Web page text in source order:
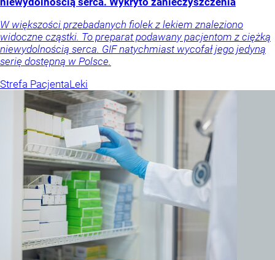
W większości przebadanych fiolek z lekiem znaleziono
widoczne cząstki. To preparat podawany pacjentom z ciężką
niewydolnością serca. GIF natychmiast wycofał jego jedyną
serię dostępną w Polsce.
Strefa PacjentaLeki